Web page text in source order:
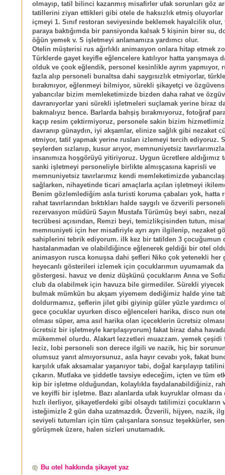
olmayıp, tatil bilinci kazanmış misafirler ufak sorunları göz
tatillerini ziyan ettikleri gibi otele de haksızlık etmiş oluyorlar
içmeyi 1. Sınıf restoran seviyesinde beklemek hayalcilik
paraya baktığımda bir pansiyonda kalsak 5 kişinin birer su,
öğün yemek v. S işletmeyi anlamamıza yardımcı olur.
Otelin müşterisi rus ağırlıklı animasyon onlara hitap etmek
Türklerde gayet keyifle eğlencelere katılıyor hatta yarışmaya
olduk ve çook eğlendik, personel kesinlikle ayrım yapmıyor,
fazla alıp personeli bunaltsa dahi saygısızlık etmiyorlar,
bırakmıyor, eğlenmeyi bilmiyor, sürekli şikayetçi ve
yabancılar bizim memleketimizde bizden daha rahat ve
davranıyorlar yani sürekli işletmeleri suçlamak yerine biraz
bakmalıyız bence. Barlarda bahşiş bırakmıyoruz, fotoğraf
kaçıp resim çektirmiyoruz, personele sakin bizim
davranıp günaydın, iyi akşamlar, elinize sağlık gibi nezaket
etmiyor, tatil yapmak yerine rusları izlemeyi tercih ediyoruz.
şeylerden sızlanıp, kusur arıyor, memnuniyetsiz
insanımıza hoşgörüyü yitiriyoruz. Uygun ücretlere aldığımız
sanki işletmeyi personeliyle birlikte almışçasına kaprisli ve
memnuniyetsiz tavırlarımız kendi memleketimizde
sağlarken, nihayetinde ticari amaçlarla açılan işletmeyi
Benim gözlemlediğim asla turisti koruma çabaları yok, hatta
rahat tavırlarından bıktıkları halde saygılı ve özverili
rezervasyon müdürü Sayın Mustafa Türümüş beyi sabrı,
tecrübesi açısından, Remzi beyi, temizlikçisinden tutun,
memnuniyeti için her misafiriyle ayrı ayrı ilgilenip, nezaket
sahiplerini tebrik ediyorum. ilk kez bir tatilden 3 çocuğumun
hastalanmadan ve olabildiğince eğlenerek geldiği bir otel
animasyon rusca konuşsa dahi şefleri Niko çok yetenekli her
heyecanlı gösterileri izlemek için çocuklarımın uyumamak
göstergesi. havuz ve deniz düşkünü çocuklarım Anna ve
club da olabilmek için havuza bile girmediler. Sürekli yiyecek
bulmak mümkün bu akşam yiyemem dediğimiz halde yine
doldurmamız, şeflerin jilet gibi giyinip güler yüzle yardımcı
gece çocuklar uyurken disco eğlenceleri harika, disco nun
olması süper, ama asıl harika olan içeceklerin ücretsiz
ücretsiz bir işletmeyle karşılaşıyorum) fakat biraz daha
mükemmel olurdu. Alakart lezzetleri muazzam. yemek çeşidi
leziz, lobi personeli son derece ilgili ve nazik, hiç bir
olumsuz yanıt almıyorsunuz, asla hayır cevabı yok, fakat
karşılık ufak aksamalar yaşanıyor tabi, doğal karşılayıp
çıkarın. Mutlaka ve şiddetle tavsiye edeceğim, içten ve tüm
kip bir işletme olduğundan, kolaylıkla faydalanabildiğiniz,
ve keyifli bir işletme. Bazı alanlarda ufak kuyruklar olması da
hızlı ilerliyor, şikayetlerdeki gibi olsaydı tatilimizi çocukların
isteğimizle 2 gün daha uzatmazdık. Özverili, hijyen, nazik,
seviyeli tutumları için tüm çalışanlara sonsuz teşekkürler,
görüşmek üzere, halen sizleri unutamadık.
Bu otel hakkında şikayet yaz